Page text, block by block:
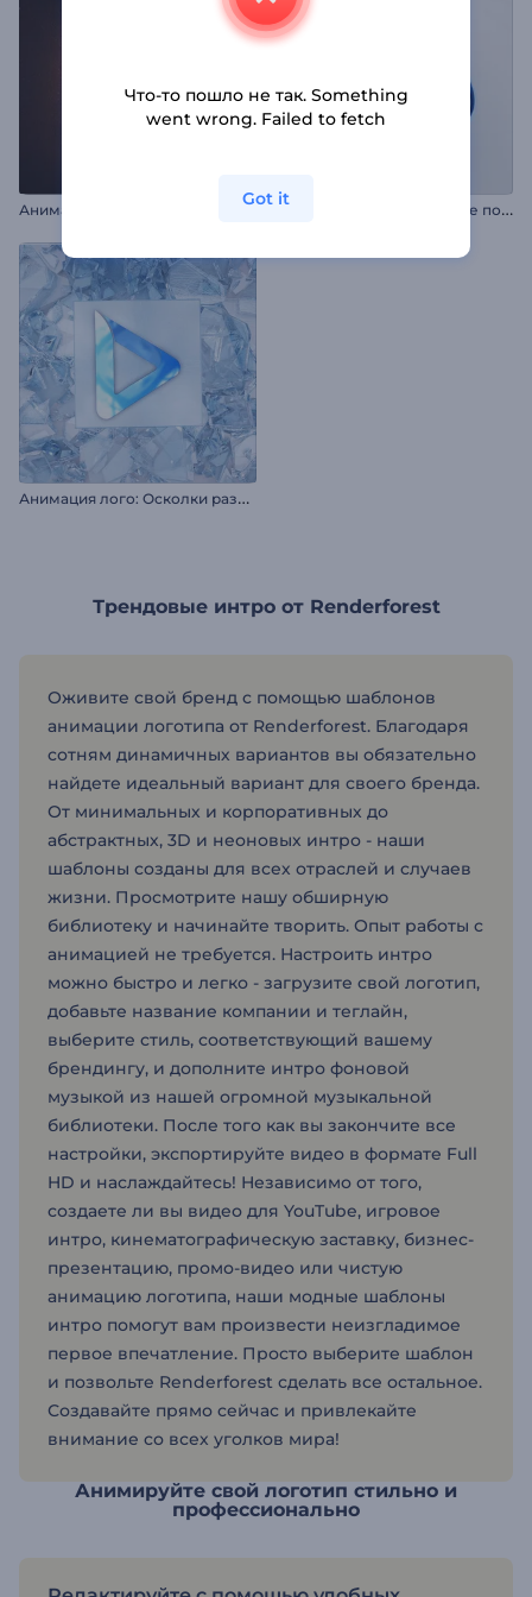
А
нимация лого: Сварка металла А
нимация лого: Вращение полусферы
А
нимация лого: Осколки разбитого стекла
Трендовые интро от Renderforest
Оживите свой бренд с помощью шаблонов
анимации логотипа от Renderforest. Благодаря
сотням динамичных вариантов вы обязательно
найдете идеальный вариант для своего бренда.
От минимальных и корпоративных до
абстрактных, 3D и неоновых интро - наши
шаблоны созданы для всех отраслей и случаев
жизни. Просмотрите нашу обширную
библиотеку и начинайте творить. Опыт работы с
анимацией не требуется. Настроить интро
можно быстро и легко - загрузите свой логотип,
добавьте название компании и теглайн,
выберите стиль, соответствующий вашему
брендингу, и дополните интро фоновой
музыкой из нашей огромной музыкальной
библиотеки. После того как вы закончите все
настройки, экспортируйте видео в формате Full
HD и наслаждайтесь! Независимо от того,
создаете ли вы видео для YouTube, игровое
интро, кинематографическую заставку, бизнес-
презентацию, промо-видео или чистую
анимацию логотипа, наши модные шаблоны
интро помогут вам произвести неизгладимое
первое впечатление. Просто выберите шаблон
и позвольте Renderforest сделать все остальное.
Создавайте прямо сейчас и привлекайте
внимание со всех уголков мира!
Анимируйте свой логотип стильно и
профессионально
Что-то пошло не так. Something
went wrong. Failed to fetch
Got it